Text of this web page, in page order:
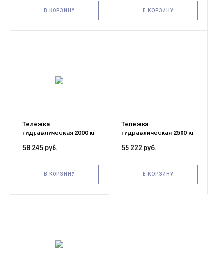
В КОРЗИНУ В КОРЗИНУ
Тележка
гидравлическая 2000 кг
узковильная
58 245 руб.
В КОРЗИНУ
Тележка
гидравлическая 2500 кг
RHP(BF) узковильная
55 222 руб.
В КОРЗИНУ